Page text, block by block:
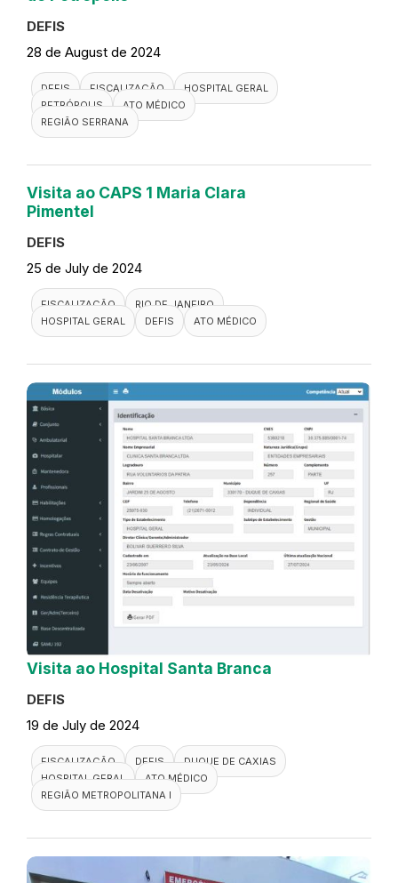
DEFIS
28 de August de 2024
DEFIS FISCALIZAÇÃO
HOSPITAL GERAL
PETRÓPOLIS
ATO MÉDICO
REGIÃO SERRANA
Visita ao CAPS 1 Maria Clara
Pimentel
DEFIS
25 de July de 2024
FISCALIZAÇÃO
RIO DE JANEIRO
HOSPITAL GERAL
DEFIS ATO MÉDICO
Visita ao Hospital Santa Branca
DEFIS
19 de July de 2024
FISCALIZAÇÃO DEFIS
DUQUE DE CAXIAS
HOSPITAL GERAL
ATO MÉDICO
REGIÃO METROPOLITANA I